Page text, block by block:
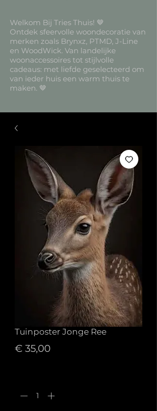
Welkom Bij Tries Thuis! 🤎
Ontdek sfeervolle woondecoratie van
merken zoals Brynxz, PTMD, J-Line
en WoodWick. Van landelijke
woonaccessoires tot stijlvolle
cadeaus: met liefde geselecteerd om
van ieder huis een warm thuis te
maken. 🤎
Tuinposter Jonge Ree
€ 35,00Prijs